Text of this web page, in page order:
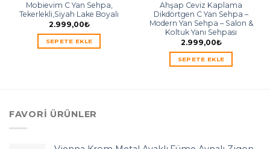
Mobievim C Yan Sehpa,
Tekerlekli,Siyah Lake Boyalı
2.999,00₺
SEPETE EKLE
Ahşap Ceviz Kaplama
Dikdörtgen C Yan Sehpa –
Modern Yan Sehpa – Salon &
Koltuk Yanı Sehpası
2.999,00₺
SEPETE EKLE
FAVORI ÜRÜNLER